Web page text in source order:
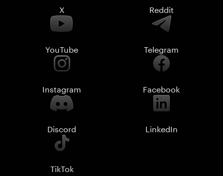
X Reddit
YouTube Telegram
Instagram Facebook
Discord LinkedIn
TikTok